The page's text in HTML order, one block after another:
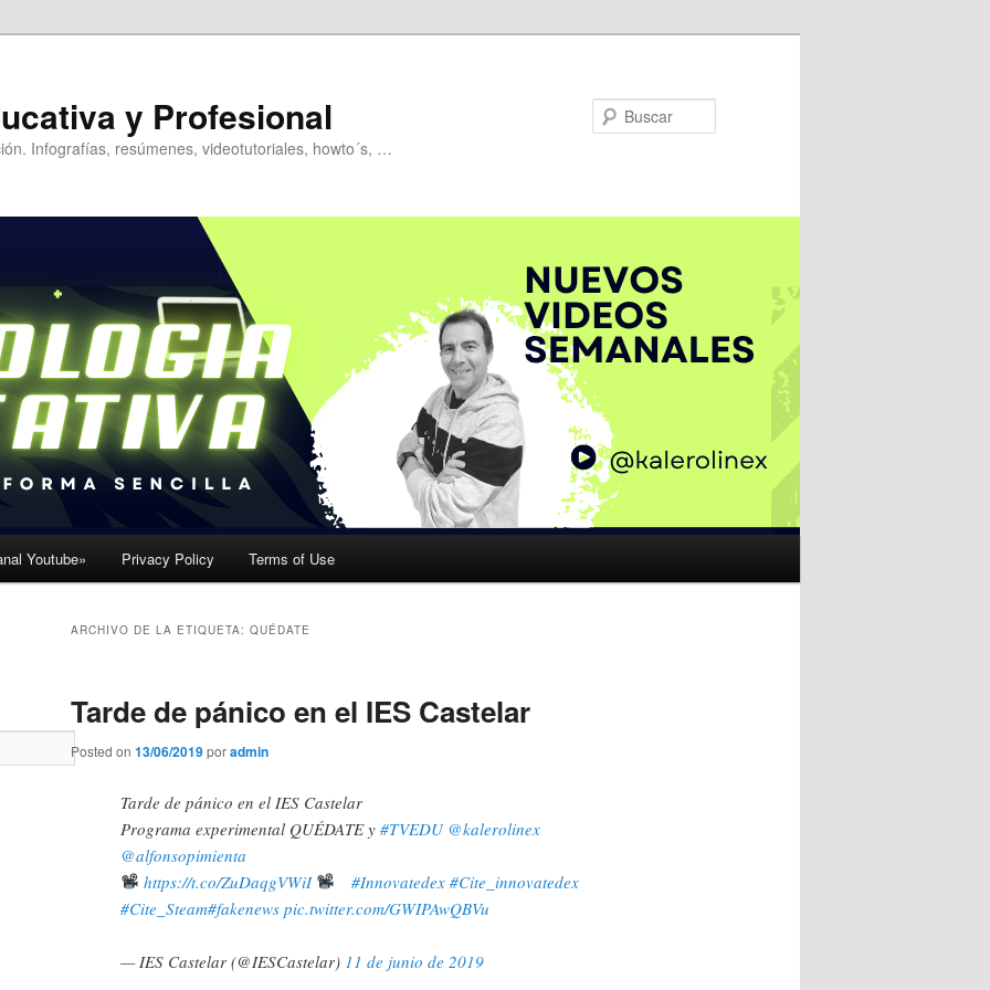
y Profesional
Infografías, resúmenes, videotutoriales, howto´s, …
Youtube» Privacy Policy Terms of Use
ARCHIVO DE LA ETIQUETA: QUÉDATE
Tarde de pánico en el IES Castelar
Posted on 13/06/2019poradmin
Tarde de pánico en el IES Castelar
Programa experimental QUÉDATE y #TVEDU @kalerolinex
@alfonsopimienta
https://t.co/ZuDaqgVWiI
#Innovatedex #Cite_innovatedex
#Cite_Steam#fakenews pic.twitter.com/GWIPAwQBVu
— IES Castelar (@IESCastelar) 11 de junio de 2019